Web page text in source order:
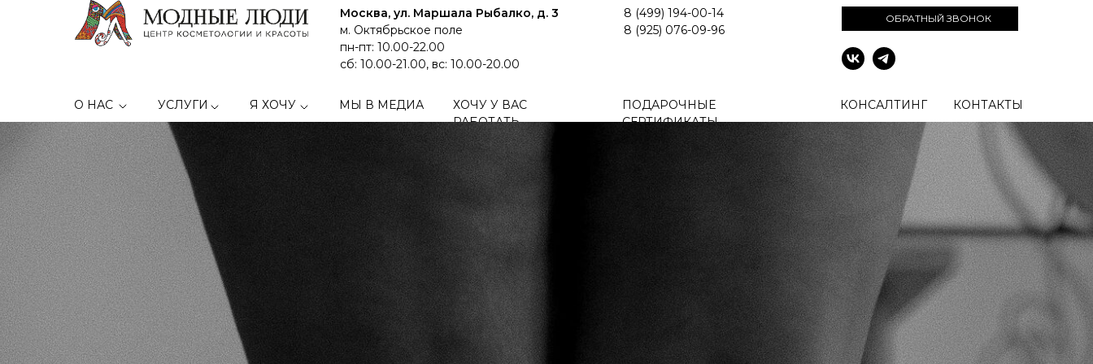
Москва, ул. Маршала Рыбалко, д. 3
м. Октябрьское поле
пн-пт: 10.00-22.00
сб: 10.00-21.00, вс: 10.00-20.00
8 (499) 194-00-14
8 (925) 076-09-96
ОБРАТНЫЙ ЗВОНОК
УСЛУГИ Я ХОЧУ МЫ В МЕДИА
ХОЧУ У ВАС
РАБОТАТЬ
ПОДАРОЧНЫЕ
СЕРТИФИКАТЫ
КОНСАЛТИНГ КОНТАКТЫ
О НАС